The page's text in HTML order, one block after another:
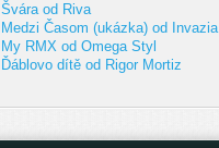
Švára od Riva
Medzi Časom (ukázka) od Invazia
My RMX od Omega Styl
Ďáblovo dítě od Rigor Mortiz